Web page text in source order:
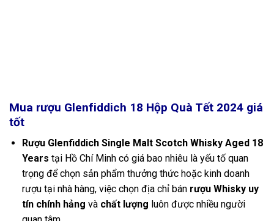
Mua rượu Glenfiddich 18 Hộp Quà Tết 2024 giá
tốt
Rượu Glenfiddich Single Malt Scotch Whisky Aged 18
Years tại Hồ Chí Minh có giá bao nhiêu là yếu tố quan
trọng để chọn sản phẩm thưởng thức hoặc kinh doanh
rượu tại nhà hàng, việc chọn địa chỉ bán rượu Whisky uy
tín chính hảng và chất lượng luôn được nhiều người